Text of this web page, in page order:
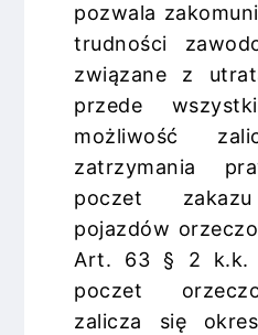
pozwala
trudności
związane z
przede
możliwość
zatrzymania
poczet
pojazdów
Art. 63 § 2 k.k.
poczet
zalicza się